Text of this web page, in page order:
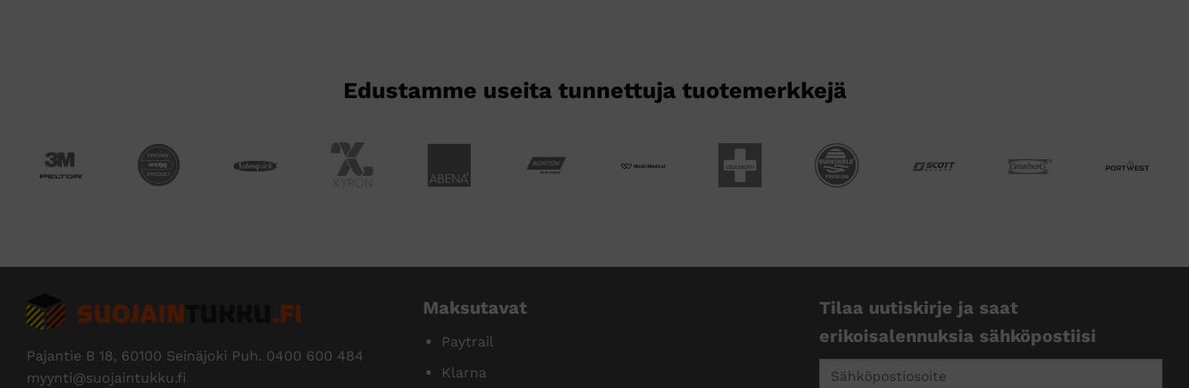
Edustamme useita tunnettuja tuotemerkkejä
Pajantie B 18, 60100 Seinäjoki Puh. 0400 600 484
myynti@suojaintukku.fi
Maksutavat
Paytrail
Klarna
Tilaa uutiskirje ja saat
erikoisalennuksia sähköpostiisi